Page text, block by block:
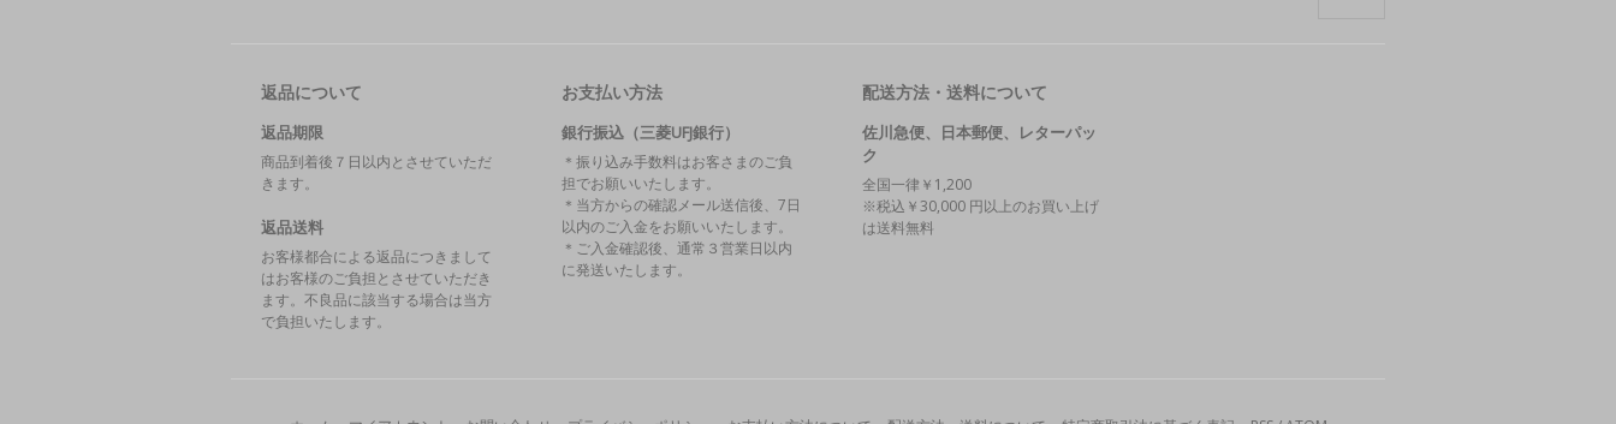
返品について
返品期限
商品到着後７日以内とさせていただ
きます。
返品送料
お客様都合による返品につきまして
はお客様のご負担とさせていただき
ます。不良品に該当する場合は当方
で負担いたします。
お支払い方法
銀行振込（三菱UFJ銀行）
＊振り込み手数料はお客さまのご負
担でお願いいたします。
＊当方からの確認メール送信後、7日
以内のご入金をお願いいたします。
＊ご入金確認後、通常３営業日以内
に発送いたします。
配送方法・送料について
佐川急便、日本郵便、レターパッ
ク
全国一律￥1,200
※税込￥30,000 円以上のお買い上げ
は送料無料